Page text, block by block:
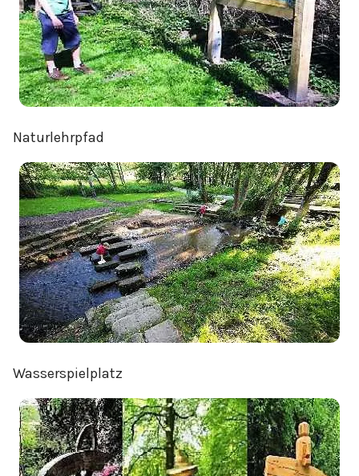
Naturlehrpfad
Wasserspielplatz